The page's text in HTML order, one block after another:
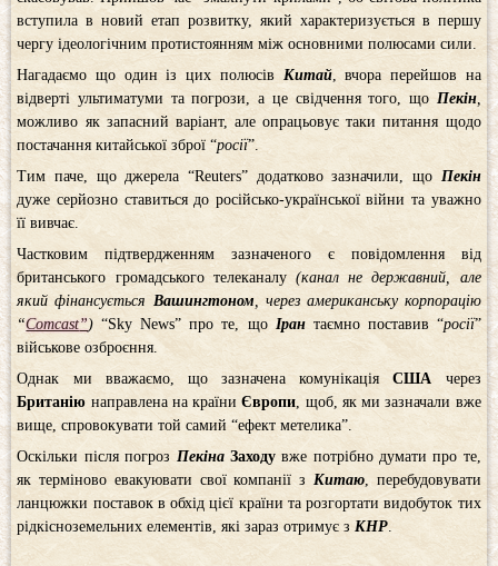
вступила в новий етап розвитку, який характеризується в першу
чергу ідеологічним протистоянням між основними полюсами сили.
Нагадаємо що один із цих полюсів Китай, вчора перейшов на
відверті ультиматуми та погрози, а це свідчення того, що Пекін,
можливо як запасний варіант, але опрацьовує таки питання щодо
постачання китайської зброї “росії”.
Тим паче, що джерела “Reuters” додатково зазначили, що Пекін
дуже серйозно ставиться до російсько-української війни та уважно
її вивчає.
Частковим підтвердженням зазначеного є повідомлення від
британського громадського телеканалу (канал не державний, але
який фінансується Вашингтоном , через американську корпорацію
“Comcast”) “Sky News” про те, що Ірантаємно поставив “росії”
військове озброєння.
Однак ми вважаємо, що зазначена комунікаціяСША через
Британію направлена на країниЄвропи , щоб, як ми зазначали вже
вище, спровокувати той самий “ефект метелика”.
Оскільки після погроз Пекіна Заходувже потрібно думати про те,
як терміново евакуювати свої компанії з Китаю, перебудовувати
ланцюжки поставок в обхід цієї країни та розгортати видобуток тих
рідкісноземельних елементів, які зараз отримує з КНР